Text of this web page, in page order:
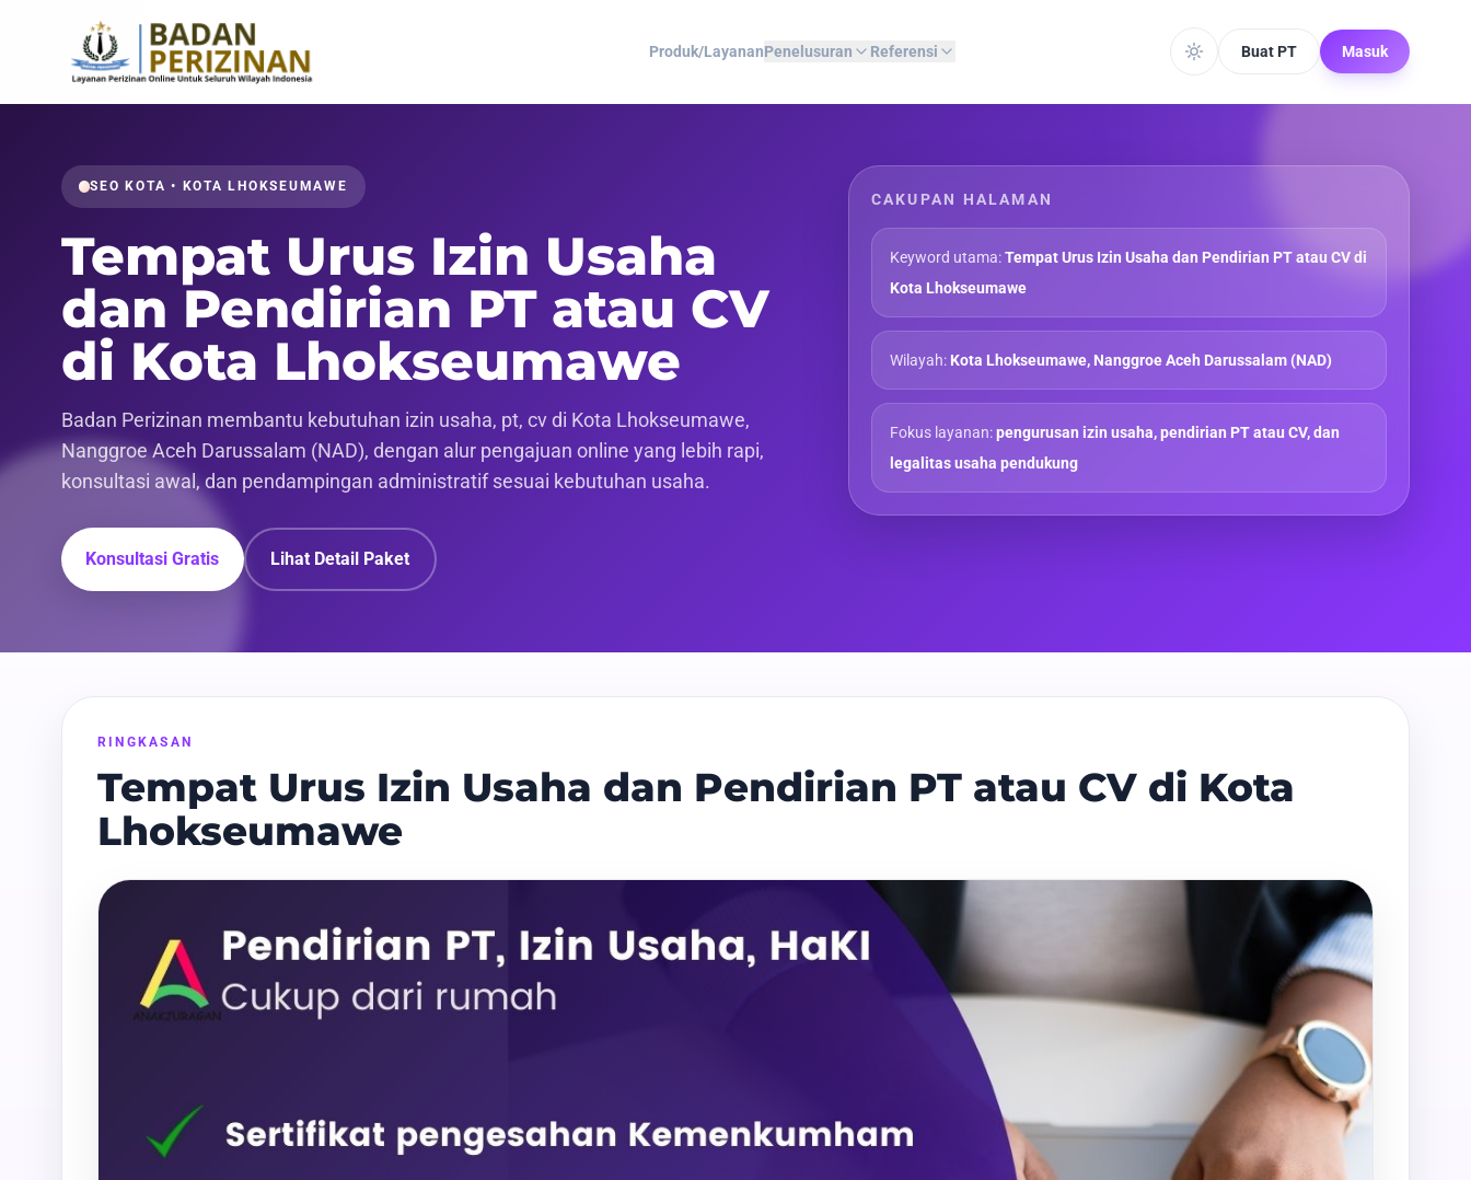
Produk/LayananPenelusuran Referensi Buat PT Masuk
SEO KOTA • KOTA LHOKSEUMAWE
Tempat Urus Izin Usaha
dan Pendirian PT atau CV
di Kota Lhokseumawe
Badan Perizinan membantu kebutuhan izin usaha, pt, cv di Kota Lhokseumawe,
Nanggroe Aceh Darussalam (NAD), dengan alur pengajuan online yang lebih rapi,
konsultasi awal, dan pendampingan administratif sesuai kebutuhan usaha.
Konsultasi Gratis Lihat Detail Paket
CAKUPAN HALAMAN
Keyword utama:Tempat Urus Izin Usaha dan Pendirian PT atau CV di
Kota Lhokseumawe
Wilayah: Kota Lhokseumawe, Nanggroe Aceh Darussalam (NAD)
Fokus layanan:pengurusan izin usaha, pendirian PT atau CV, dan
legalitas usaha pendukung
RINGKASAN
Tempat Urus Izin Usaha dan Pendirian PT atau CV di Kota
Lhokseumawe